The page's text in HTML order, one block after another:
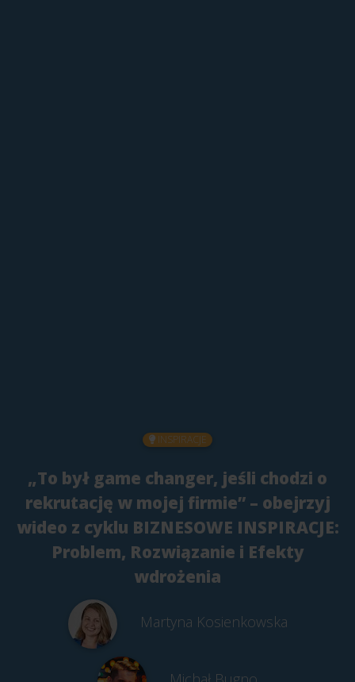
INSPIRACJE
„To był game changer, jeśli chodzi o
rekrutację w mojej firmie” – obejrzyj
wideo z cyklu BIZNESOWE INSPIRACJE:
Problem, Rozwiązanie i Efekty
wdrożenia
Martyna Kosienkowska